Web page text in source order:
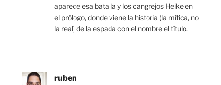
aparece esa batalla y los cangrejos Heike en
el prólogo, donde viene la historia (la mítica, no
la real) de la espada con el nombre el título.
ruben